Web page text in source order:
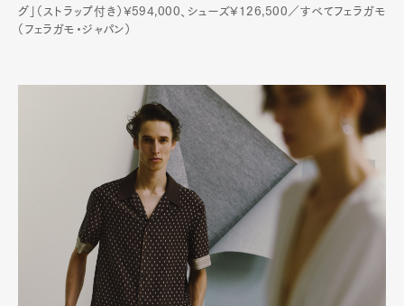
グ」（ストラップ付き）¥594,000、シューズ¥126,500／すべてフェラガモ
（フェラガモ・ジャパン）